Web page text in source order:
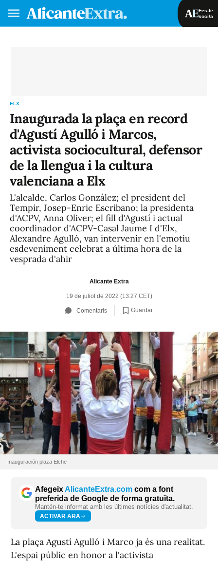
Fes-te
soci/a
ELX
Inaugurada la plaça en record
d'Agustí Agulló i Marcos,
activista sociocultural, defensor
de la llengua i la cultura
valenciana a Elx
L'alcalde, Carlos González; el president del
Tempir, Josep-Enric Escribano; la presidenta
d'ACPV, Anna Oliver; el fill d'Agustí i actual
coordinador d'ACPV-Casal Jaume I d'Elx,
Alexandre Agulló, van intervenir en l'emotiu
esdeveniment celebrat a última hora de la
vesprada d'ahir
Alicante Extra
19 de juliol de 2022 (13:27 CET)
Comentaris Guardar
Inauguración plaza Elche
AfegeixAlicanteExtra.com com a font
preferida de Google de forma gratuïta.
Mantén-te informat amb les últimes notícies d'actualitat.
ACTIVAR ARA
La plaça Agustí Agulló i Marco ja és una realitat.
L'espai públic en honor a l'activista